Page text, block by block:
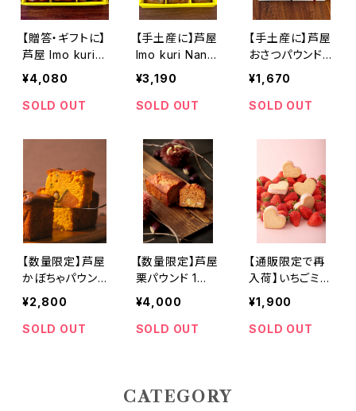
【贈答・ギフトに】
芦屋 Imo kuri
Nankin ベーシ
ックアソート プ
ラス 7種12個入
用
¥4,080
SOLD OUT
【手土産に】芦屋
Imo kuri Nanki
nベーシック 7
種9個入 保存料
香料不使用
¥3,190
SOLD OUT
【手土産に】芦屋
おさつパウンド＆
フィナンシェアソ
ート 4種5個セッ
ト 保存料香料不
¥1,670
SOLD OUT
【数量限定】芦屋
かぼちゃパウン
ド 1本 保存
量・香料不使用
¥2,800
SOLD OUT
【数量限定】芦屋
栗パウンド 1
本 約430ｇ イ
タリア産の栗16
個使用！ 保存料
¥4,000
SOLD OUT
【通販限定で再
入荷】いちごミル
クバターサンド
～軽やかにほど
ける、甘酸っぱい
¥1,900
SOLD OUT
CATEGORY